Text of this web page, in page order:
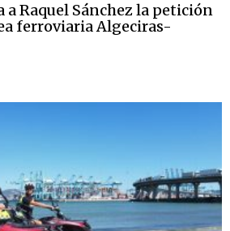
a Raquel Sánchez la petición
ferroviaria Algeciras-